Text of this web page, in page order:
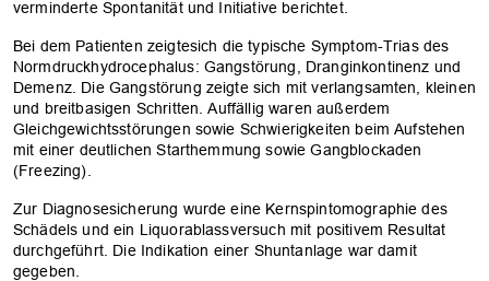
OK
verminderte Spontanität und Initiative berichtet.
Bei dem Patienten zeigtesich die typische Symptom-Trias des
Normdruckhydrocephalus: Gangstörung, Dranginkontinenz und
Demenz. Die Gangstörung zeigte sich mit verlangsamten, kleinen
und breitbasigen Schritten. Auffällig waren außerdem
Gleichgewichtsstörungen sowie Schwierigkeiten beim Aufstehen
mit einer deutlichen Starthemmung sowie Gangblockaden
(Freezing).
Zur Diagnosesicherung wurde eine Kernspintomographie des
Schädels und ein Liquorablassversuch mit positivem Resultat
durchgeführt. Die Indikation einer Shuntanlage war damit
gegeben.